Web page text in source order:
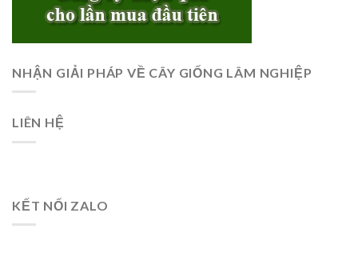
NHẬN GIẢI PHÁP VỀ CÂY GIỐNG LÂM NGHIỆP
LIÊN HỆ
KẾT NỐI ZALO